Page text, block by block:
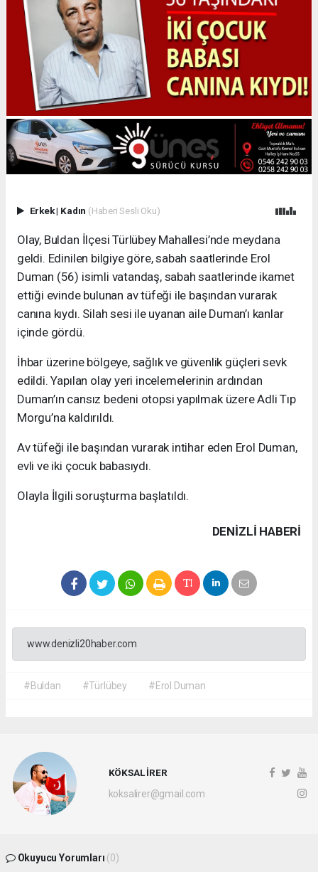
Erkek| Kadın (Haberi Sesli Oku)
Olay, Buldan İlçesi Türlübey Mahallesi’nde meydana
geldi. Edinilen bilgiye göre, sabah saatlerinde Erol
Duman (56) isimli vatandaş, sabah saatlerinde ikamet
ettiği evinde bulunan av tüfeği ile başından vurarak
canına kıydı. Silah sesi ile uyanan aile Duman’ı kanlar
içinde gördü.
İhbar üzerine bölgeye, sağlık ve güvenlik güçleri sevk
edildi. Yapılan olay yeri incelemelerinin ardından
Duman’ın cansız bedeni otopsi yapılmak üzere Adli Tıp
Morgu’na kaldırıldı.
Av tüfeği ile başından vurarak intihar eden Erol Duman,
evli ve iki çocuk babasıydı.
Olayla İlgili soruşturma başlatıldı.
DENIZLI HABERİ
www.denizli20haber.com
#Buldan #Türlübey #Erol Duman
KÖKSAL İRER
koksalirer@gmail.com
Okuyucu Yorumları (0)